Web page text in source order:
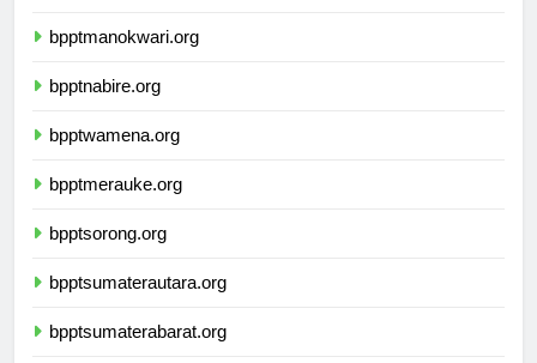
bpptmanokwari.org
bpptnabire.org
bpptwamena.org
bpptmerauke.org
bpptsorong.org
bpptsumaterautara.org
bpptsumaterabarat.org